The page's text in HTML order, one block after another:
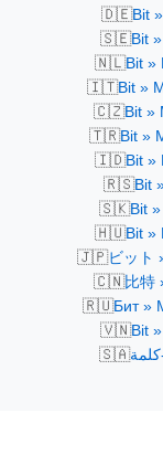
🇩🇪Bit
🇸🇪Bit
🇳🇱Bit »
🇮🇹Bit »
🇨🇿Bit »
🇹🇷Bit »
🇮🇩Bit »
🇷🇸Bit
🇸🇰Bit
🇭🇺Bit »
🇯🇵ビット
🇨🇳比特
🇷🇺Бит »
🇻🇳Bit
🇸🇦